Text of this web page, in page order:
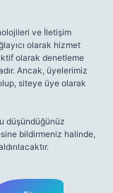
ve İletişim
olarak hizmet
olarak denetleme
Ancak, üyelerimiz
siteye üye olarak
düşündüğünüz
bildirmeniz halinde,